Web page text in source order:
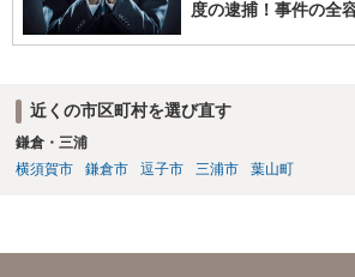
度の逮捕！事件の全
近くの市区町村を選び直す
鎌倉・三浦
横須賀市
鎌倉市 逗子市 三浦市 葉山町